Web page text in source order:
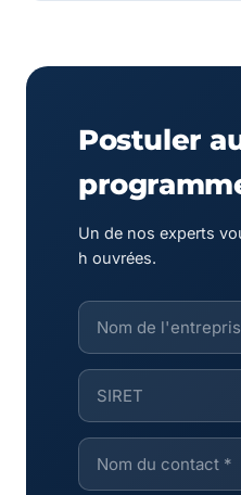
Postuler
Un de nos experts
h ouvrées.